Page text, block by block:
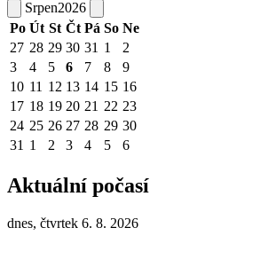
Srpen2026
Po Út St Čt Pá So Ne
27 28 29 30 31 1
2
3
4 5 6 7 8
9
10 11 12 13 14 15 16
17 18 19 20 21 22 23
24 25 26 27 28 29 30
31 1 2 3 4 5 6
Aktuální počasí
dnes, čtvrtek 6. 8. 2026